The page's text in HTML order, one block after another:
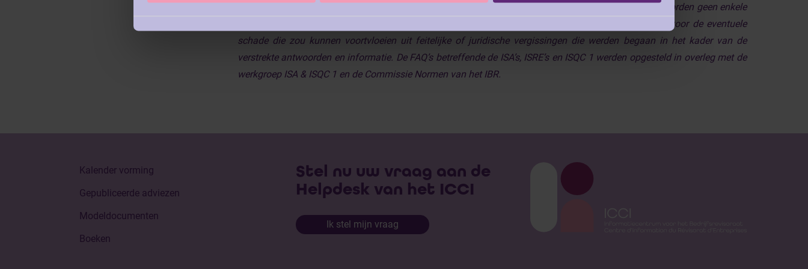
en hiervoor beroep doet op personen met de vereiste bekwaamheden, wordt ten aanzien van de antwoorden geen enkele
waarborg geboden en draagt het geen enkele contractuele en buitencontractuele aansprakelijkheid voor de eventuele
schade die zou kunnen voortvloeien uit feitelijke of juridische vergissingen die werden begaan in het kader van de
verstrekte antwoorden en informatie. De FAQ’s betreffende de ISA’s, ISRE’s en ISQC 1 werden opgesteld in overleg met de
werkgroep ISA & ISQC 1 en de Commissie Normen van het IBR.
Kalender vorming
Gepubliceerde adviezen
Modeldocumenten
Boeken
Stel nu uw vraag aan de
Helpdesk van het ICCI
Ik stel mijn vraag